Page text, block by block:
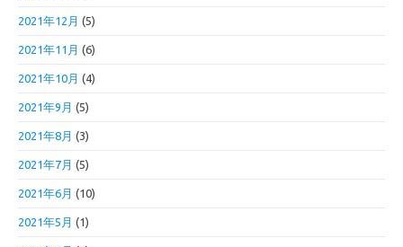
2021年12月 (5)
2021年11月 (6)
2021年10月 (4)
2021年9月 (5)
2021年8月 (3)
2021年7月 (5)
2021年6月 (10)
2021年5月 (1)